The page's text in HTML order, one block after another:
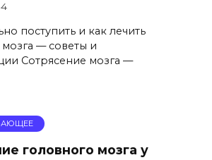
поступить и как лечить
— советы и
Сотрясение мозга —
головного мозга у